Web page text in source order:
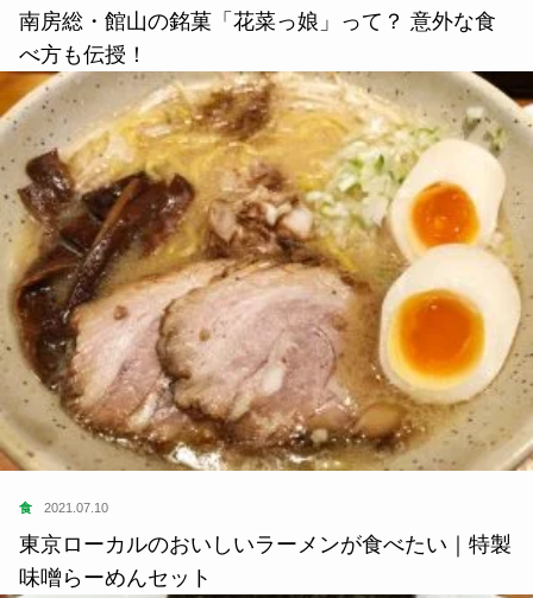
南房総・館山の銘菓「花菜っ娘」って？ 意外な食
べ方も伝授！
食 2021.07.10
東京ローカルのおいしいラーメンが食べたい｜特製
味噌らーめんセット